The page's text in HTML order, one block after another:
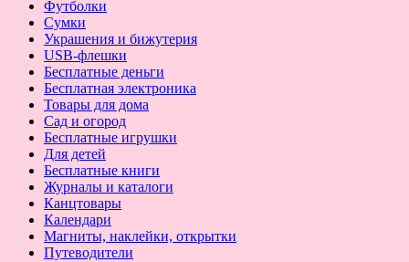
Футболки
Сумки
Украшения и бижутерия
USB-флешки
Бесплатные деньги
Бесплатная электроника
Товары для дома
Сад и огород
Бесплатные игрушки
Для детей
Бесплатные книги
Журналы и каталоги
Канцтовары
Календари
Магниты, наклейки, открытки
Путеводители